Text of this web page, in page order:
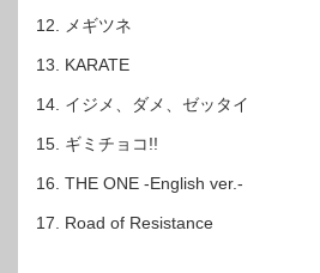
12. メギツネ
13. KARATE
14. イジメ、ダメ、ゼッタイ
15. ギミチョコ!!
16. THE ONE -English ver.-
17. Road of Resistance